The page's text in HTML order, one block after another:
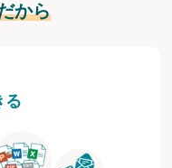
から
る